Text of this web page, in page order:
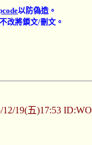
以防偽造。
改將鎖文/刪文。
12/19(五)17:53